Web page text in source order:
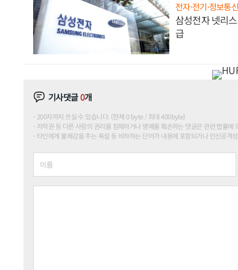
전자·전기·정보통신
삼성전자 넷리
급
기사댓글0개
200자까지 쓰실 수 있습니다. (현재 0 byte / 최대 400byte)
저작권 등 다른 사람의 권리를 침해하거나 명예를 훼손하는 댓글은 관련 법률에
타인에게 불쾌감을 주는 욕설 등 비하하는 단어가 내용에 포함되거나 인신공격